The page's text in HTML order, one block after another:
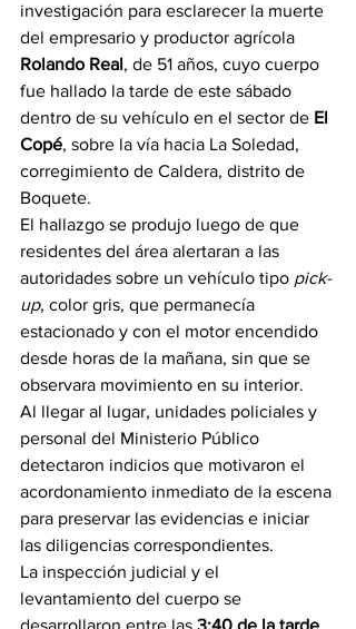
investigación para esclarecer la muerte
del empresario y productor agrícola
Rolando Real, de 51 años, cuyo cuerpo
fue hallado la tarde de este sábado
dentro de su vehículo en el sector de El
Copé, sobre la vía hacia La Soledad,
corregimiento de Caldera, distrito de
Boquete.
El hallazgo se produjo luego de que
residentes del área alertaran a las
autoridades sobre un vehículo tipo pick-
up, color gris, que permanecía
estacionado y con el motor encendido
desde horas de la mañana, sin que se
observara movimiento en su interior.
Al llegar al lugar, unidades policiales y
personal del Ministerio Público
detectaron indicios que motivaron el
acordonamiento inmediato de la escena
para preservar las evidencias e iniciar
las diligencias correspondientes.
La inspección judicial y el
levantamiento del cuerpo se
desarrollaron entre las 3:40 de la tarde